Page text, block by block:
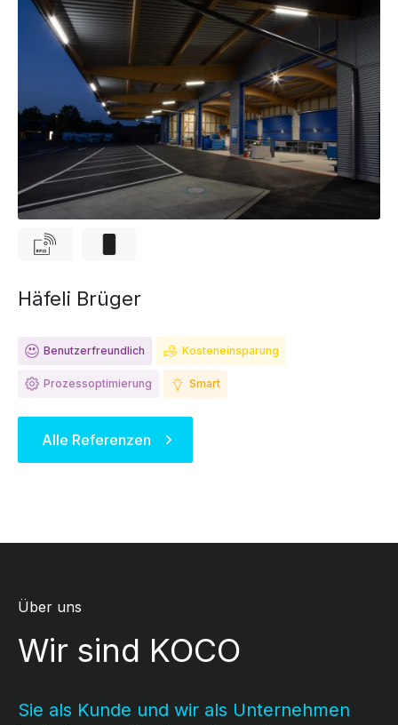
Häfeli Brüger
Benutzerfreundlich Kosteneinsparung
Prozessoptimierung Smart
Alle Referenzen
Über uns
Wir sind KOCO
Sie als Kunde und wir als Unternehmen